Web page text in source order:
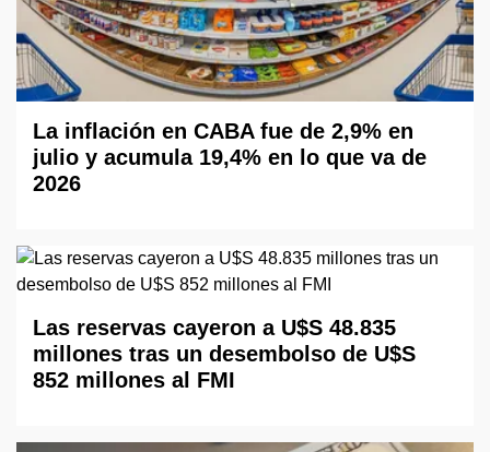
La inflación en CABA fue de 2,9% en
julio y acumula 19,4% en lo que va de
2026
Las reservas cayeron a U$S 48.835
millones tras un desembolso de U$S
852 millones al FMI